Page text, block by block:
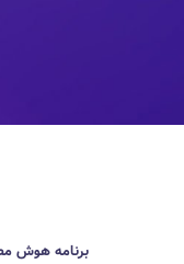
برنامه هوش